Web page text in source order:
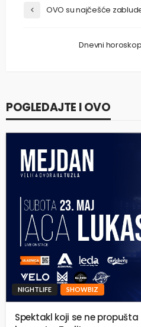
OVO su najčešće
Dnevni
POGLEDAJTE I OVO
NIGHTLIFE SHOWBIZ
Spektakl koji se ne